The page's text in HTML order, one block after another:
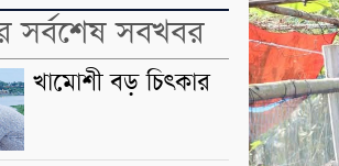
সবখবর
খামোশী বড় চিৎকার